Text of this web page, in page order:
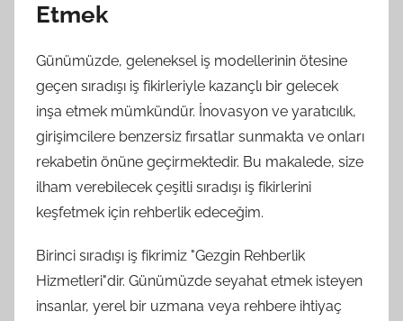
Etmek
Günümüzde, geleneksel iş modellerinin ötesine
geçen sıradışı iş fikirleriyle kazançlı bir gelecek
inşa etmek mümkündür. İnovasyon ve yaratıcılık,
girişimcilere benzersiz fırsatlar sunmakta ve onları
rekabetin önüne geçirmektedir. Bu makalede, size
ilham verebilecek çeşitli sıradışı iş fikirlerini
keşfetmek için rehberlik edeceğim.
Birinci sıradışı iş fikrimiz "Gezgin Rehberlik
Hizmetleri"dir. Günümüzde seyahat etmek isteyen
insanlar, yerel bir uzmana veya rehbere ihtiyaç